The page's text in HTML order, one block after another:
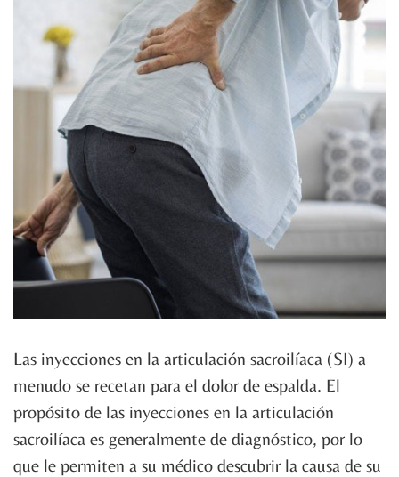
Las inyecciones en la articulación sacroilíaca (SI) a
menudo se recetan para el dolor de espalda. El
propósito de las inyecciones en la articulación
sacroilíaca es generalmente de diagnóstico, por lo
que le permiten a su médico descubrir la causa de su